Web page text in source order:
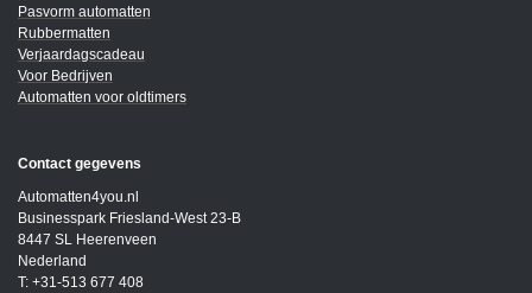
Pasvorm automatten
Rubbermatten
Verjaardagscadeau
Voor Bedrijven
Automatten voor oldtimers
Contact gegevens
Automatten4you.nl
Businesspark Friesland-West 23-B
8447 SL Heerenveen
Nederland
T: +31-513 677 408